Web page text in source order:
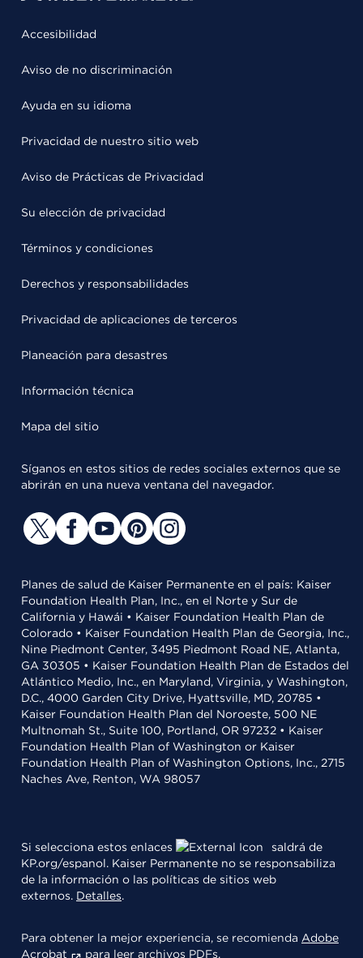
Accesibilidad
Aviso de no discriminación
Ayuda en su idioma
Privacidad de nuestro sitio web
Aviso de Prácticas de Privacidad
Su elección de privacidad
Términos y condiciones
Derechos y responsabilidades
Privacidad de aplicaciones de terceros
Planeación para desastres
Información técnica
Mapa del sitio
Síganos en estos sitios de redes sociales externos que se
abrirán en una nueva ventana del navegador.
Planes de salud de Kaiser Permanente en el país: Kaiser
Foundation Health Plan, Inc., en el Norte y Sur de
California y Hawái • Kaiser Foundation Health Plan de
Colorado • Kaiser Foundation Health Plan de Georgia, Inc.,
Nine Piedmont Center, 3495 Piedmont Road NE, Atlanta,
GA 30305 • Kaiser Foundation Health Plan de Estados del
Atlántico Medio, Inc., en Maryland, Virginia, y Washington,
D.C., 4000 Garden City Drive, Hyattsville, MD, 20785 •
Kaiser Foundation Health Plan del Noroeste, 500 NE
Multnomah St., Suite 100, Portland, OR 97232 • Kaiser
Foundation Health Plan of Washington or Kaiser
Foundation Health Plan of Washington Options, Inc., 2715
Naches Ave, Renton, WA 98057
Si selecciona estos enlaces
saldrá de
KP.org/espanol. Kaiser Permanente no se responsabiliza
de la información o las políticas de sitios web
externos. Detalles.
Para obtener la mejor experiencia, se recomienda Adobe
Acrobat
para leer archivos PDFs.